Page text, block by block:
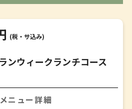
(税・サ込み)
ンウィークランチコース
はお問い合わせください。